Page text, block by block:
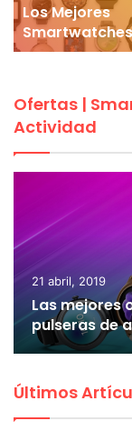
Los Mejores
Wear OS del
Ofertas |
Actividad
21 abril, 2019
Las mejores
pulseras de
Últimos